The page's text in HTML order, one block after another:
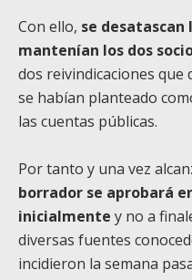
Con ello, se
mantenían los dos
dos reivindicaciones que
se habían planteado
las cuentas públicas.
Por tanto y una vez
borrador se aprobará
inicialmente y no a
diversas fuentes
incidieron la semana